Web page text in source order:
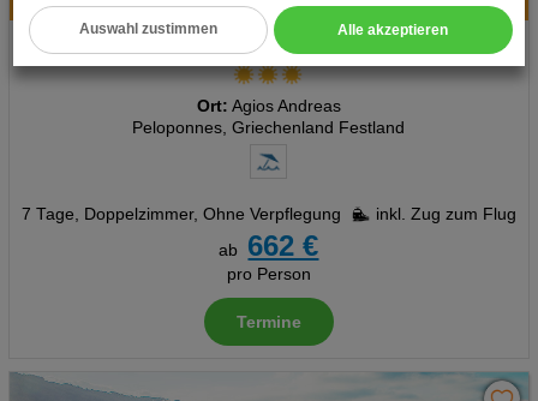
Datenschutz- und Nutzungsbedingungen
Cookie Einstellungen
Social Media Cookies
Erweiterte Einstellungen
Alle akzeptieren
Auswahl zustimmen
Akroyali Hotel
Ort: Agios Andreas
Peloponnes, Griechenland Festland
7 Tage, Doppelzimmer, Ohne Verpflegung
inkl. Zug zum Flug
ab
662 €
pro Person
Termine